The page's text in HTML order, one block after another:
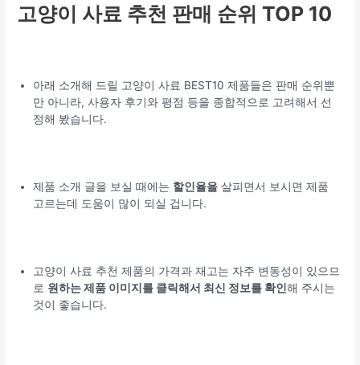
고양이 사료 추천 판매 순위 TOP 10
아래 소개해 드릴 고양이 사료 BEST10 제품들은 판매 순위뿐
만 아니라, 사용자 후기와 평점 등을 종합적으로 고려해서 선
정해 봤습니다.
제품 소개 글을 보실 때에는 할인율을 살피면서 보시면 제품
고르는데 도움이 많이 되실 겁니다.
고양이 사료 추천 제품의 가격과 재고는 자주 변동성이 있으므
로 원하는 제품 이미지를 클릭해서 최신 정보를 확인해 주시는
것이 좋습니다.